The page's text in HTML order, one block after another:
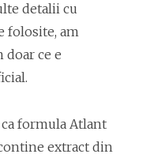
detalii cu
folosite, am
doar ce e
formula Atlant
extract din